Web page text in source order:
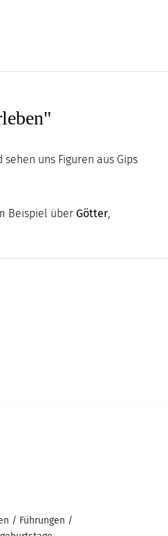
sehen uns Figuren aus Gips
Beispiel über Götter,
/ Führungen /